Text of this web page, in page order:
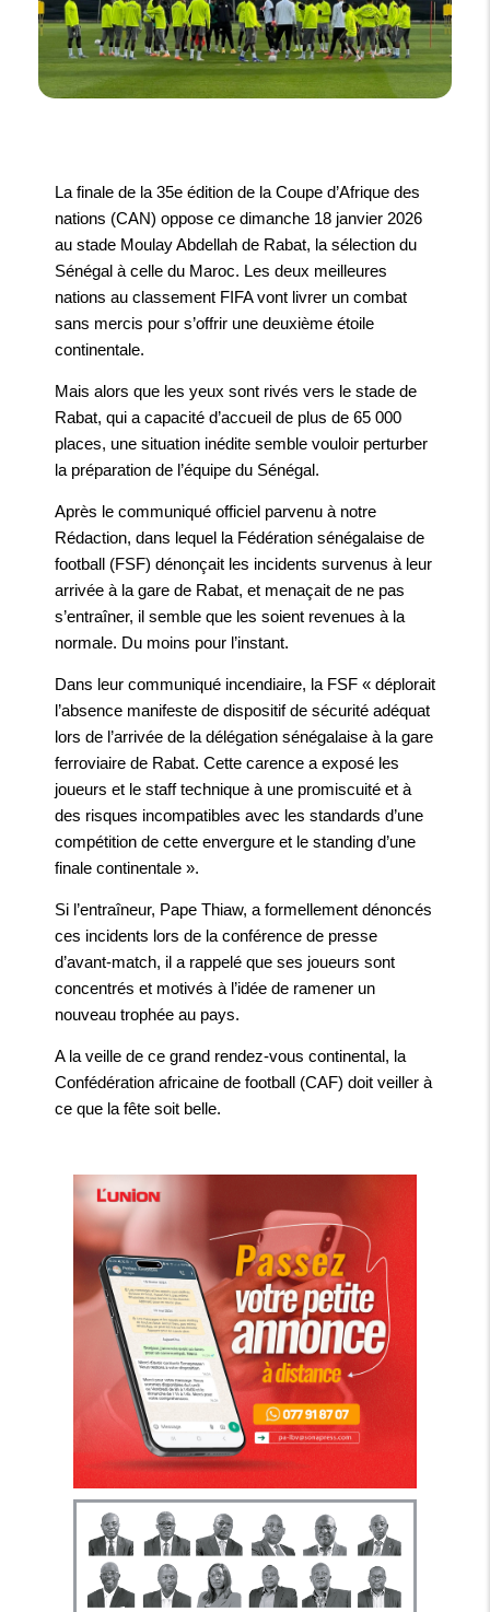
La finale de la 35e édition de la Coupe d’Afrique des
nations (CAN) oppose ce dimanche 18 janvier 2026
au stade Moulay Abdellah de Rabat, la sélection du
Sénégal à celle du Maroc. Les deux meilleures
nations au classement FIFA vont livrer un combat
sans mercis pour s’offrir une deuxième étoile
continentale.
Mais alors que les yeux sont rivés vers le stade de
Rabat, qui a capacité d’accueil de plus de 65 000
places, une situation inédite semble vouloir perturber
la préparation de l’équipe du Sénégal.
Après le communiqué officiel parvenu à notre
Rédaction, dans lequel la Fédération sénégalaise de
football (FSF) dénonçait les incidents survenus à leur
arrivée à la gare de Rabat, et menaçait de ne pas
s’entraîner, il semble que les soient revenues à la
normale. Du moins pour l’instant.
Dans leur communiqué incendiaire, la FSF « déplorait
l’absence manifeste de dispositif de sécurité adéquat
lors de l’arrivée de la délégation sénégalaise à la gare
ferroviaire de Rabat. Cette carence a exposé les
joueurs et le staff technique à une promiscuité et à
des risques incompatibles avec les standards d’une
compétition de cette envergure et le standing d’une
finale continentale ».
Si l’entraîneur, Pape Thiaw, a formellement dénoncés
ces incidents lors de la conférence de presse
d’avant-match, il a rappelé que ses joueurs sont
concentrés et motivés à l’idée de ramener un
nouveau trophée au pays.
A la veille de ce grand rendez-vous continental, la
Confédération africaine de football (CAF) doit veiller à
ce que la fête soit belle.